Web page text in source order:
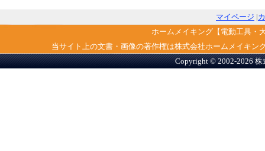
マイページ |
ホームメイキング【電動工具・
当サイト上の文書・画像の著作権は株式会社ホームメイキ
Copyright © 2002-2026